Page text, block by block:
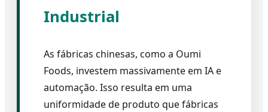
Industrial
As fábricas chinesas, como a Oumi
Foods, investem massivamente em IA e
automação. Isso resulta em uma
uniformidade de produto que fábricas